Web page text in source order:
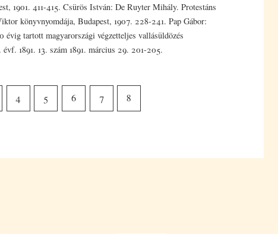
1901. 411-415. Csürös István: De Ruyter Mihály. Protestáns
könyvnyomdája, Budapest, 1907. 228-241. Pap Gábor:
évig tartott magyarországi végzetteljes vallásüldözés
1891. 13. szám 1891. március 29. 201-205.
4 5 6 7 8